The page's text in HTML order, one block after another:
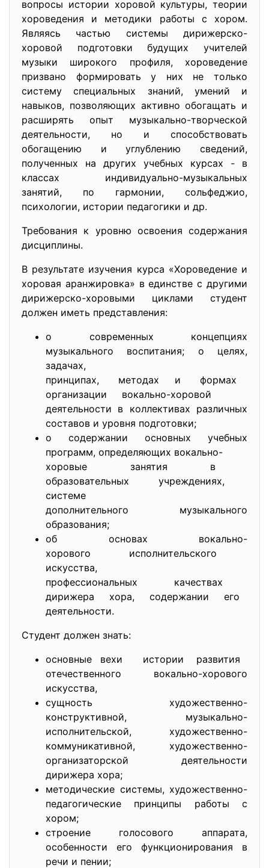
вопросы истории хоровой культуры, теории
хороведения и методики работы с хором.
Являясь частью системы дирижерско-
хоровой подготовки будущих учителей
музыки широкого профиля, хороведение
призвано формировать у них не только
систему специальных знаний, умений и
навыков, позволяющих активно обогащать и
расширять опыт музыкально-творческой
деятельности, но и способствовать
обогащению и углублению сведений,
полученных на других учебных курсах - в
классах индивидуально-музыкальных
занятий, по гармонии, сольфеджио,
психологии, истории педагогики и др.
Требования к уровню освоения содержания
дисциплины.
В результате изучения курса «Хороведение и
хоровая аранжировка» в единстве с другими
дирижерско-хоровыми циклами студент
должен иметь представления:
о современных концепциях
музыкального воспитания; о целях,
задачах,
принципах, методах и формах
организации вокально-хоровой
деятельности в коллективах различных
составов и уровня подготовки;
о содержании основных учебных
программ, определяющих вокально-
хоровые занятия в
образовательных учреждениях,
системе
дополнительного музыкального
образования;
об основах вокально-
хорового исполнительского
искусства,
профессиональных качествах
дирижера хора, содержании его
деятельности.
Студент должен знать:
основные вехи истории развития
отечественного вокально-хорового
искусства,
сущность художественно-
конструктивной, музыкально-
исполнительской, художественно-
коммуникативной, художественно-
организаторской деятельности
дирижера хора;
методические системы, художественно-
педагогические принципы работы с
хором;
строение голосового аппарата,
особенности его функционирования в
речи и пении;